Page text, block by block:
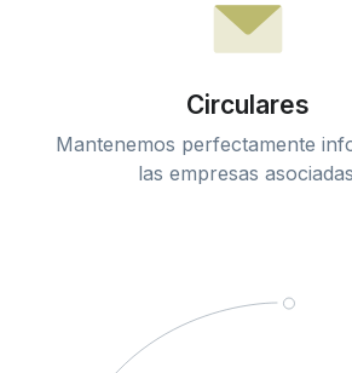
Circulares
Mantenemos perfectamente
las empresas